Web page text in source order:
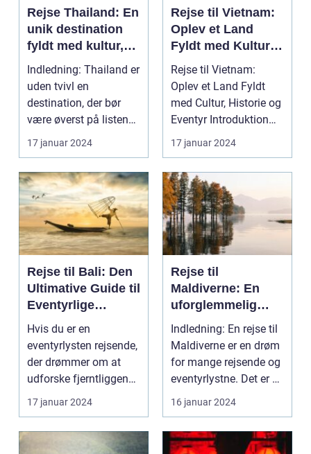
Rejse Thailand: En
unik destination
fyldt med kultur,
skønhed og
eventyr
Indledning: Thailand er
uden tvivl en
destination, der bør
være øverst på listen
for enhver rejsende...
17 januar 2024
Rejse til Vietnam:
Oplev et Land
Fyldt med Kultur,
Historie og
Eventyr
Rejse til Vietnam:
Oplev et Land Fyldt
med Cultur, Historie og
Eventyr Introduktion
Rejsen til Vie...
17 januar 2024
Rejse til Bali: Den
Ultimative Guide til
Eventyrlige
Rejsende
Hvis du er en
eventyrlysten rejsende,
der drømmer om at
udforske fjerntliggende
og eksotiske destina...
17 januar 2024
Rejse til
Maldiverne: En
uforglemmelig
oplevelse
Indledning: En rejse til
Maldiverne er en drøm
for mange rejsende og
eventyrlystne. Det er et
paradi...
16 januar 2024